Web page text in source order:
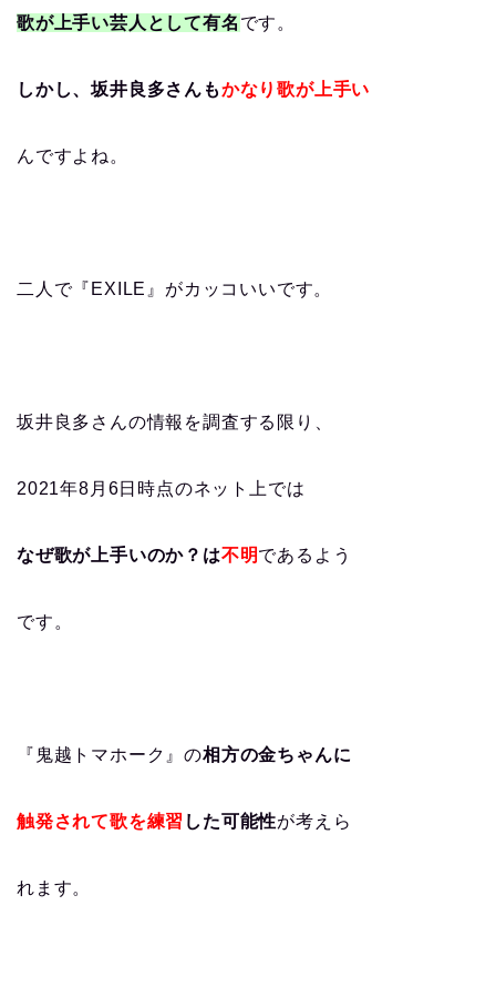
歌が上手い芸人として有名 です。
しかし、坂井良多さんもかなり歌が上手い
んですよね。
二人で『EXILE』がカッコいいです。
坂井良多さんの情報を調査する限り、
2021年8月6日時点のネット上では
なぜ歌が上手いのか？は不明であるよう
です。
『鬼越トマホーク』の相方の金ちゃんに
触発されて歌を練習 した可能性が考えら
れます。